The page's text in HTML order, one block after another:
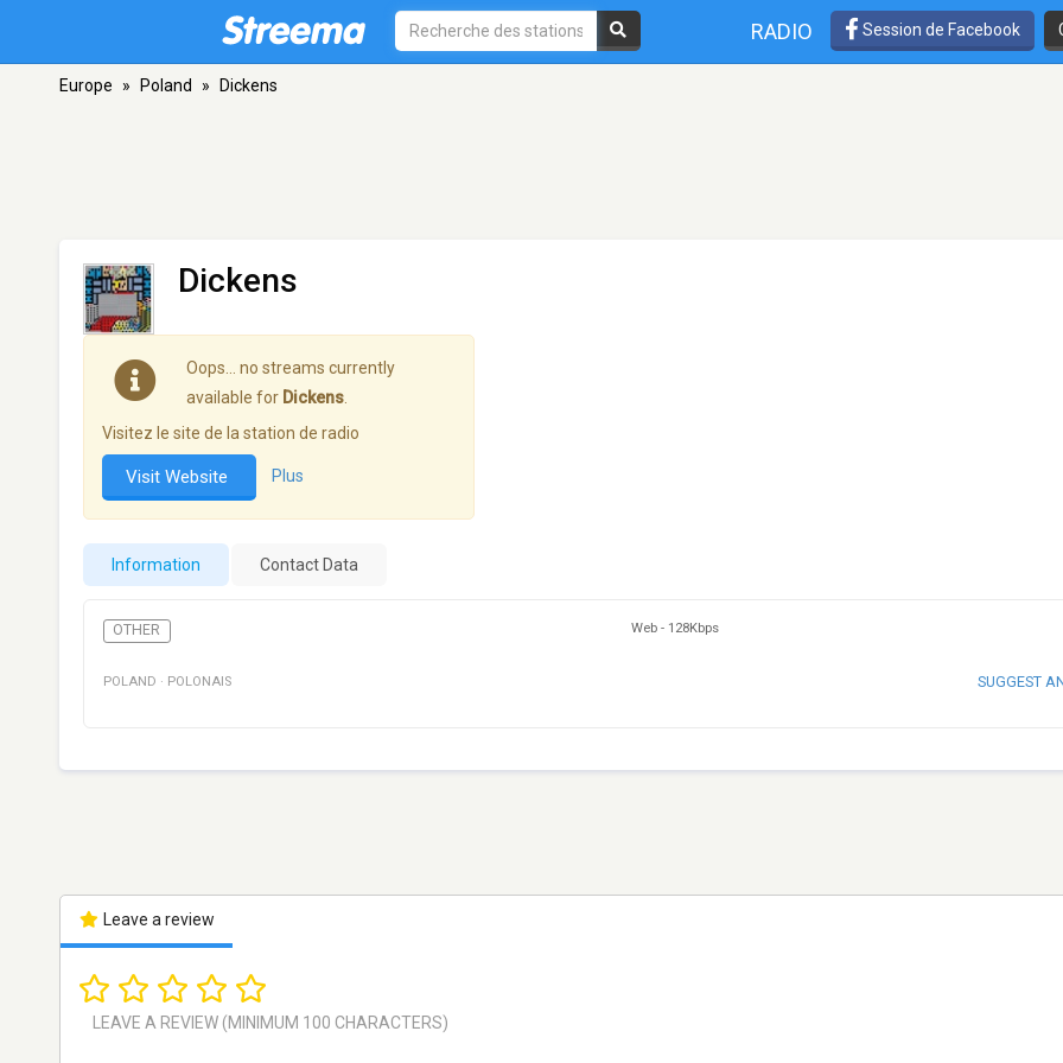
RADIO Session de Facebook
Europe » Poland » Dickens
Dickens
Oops… no streams currently
available for Dickens
Visitez le site de la station de radio
Visit Website Plus
Information Contact Data
OTHER Web - 128Kbps
POLAND · POLONAIS SUGGEST
Leave a review